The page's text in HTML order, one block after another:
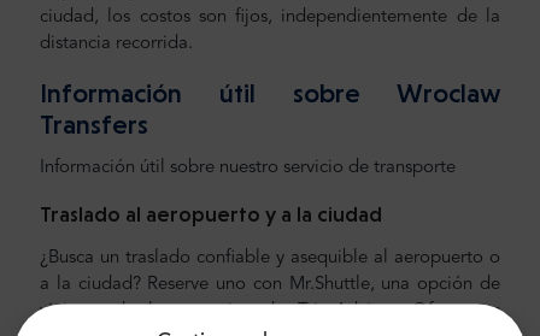
ciudad, los costos son fijos, independientemente de la
distancia recorrida.
Información útil sobre Wroclaw
Transfers
Información útil sobre nuestro servicio de transporte
Traslado al aeropuerto y a la ciudad
¿Busca un traslado confiable y asequible al aeropuerto o
a la ciudad? Reserve uno con Mr.Shuttle, una opción de
viajeros de los usuarios de Trip-Advisor. Ofrecemos